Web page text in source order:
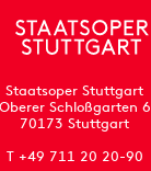
Staatsoper Stuttgart
Oberer Schloßgarten 6
70173 Stuttgart
T +49 711 20 20-90